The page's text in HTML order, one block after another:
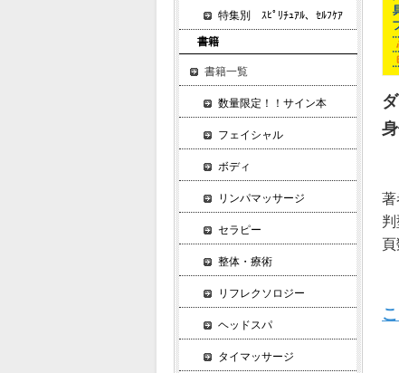
著
判
特集別 ｽﾋﾟﾘﾁｭｱﾙ、ｾﾙﾌｹｱ
書籍
書籍一覧
数量限定！！サイン本
フェイシャル
ボディ
リンパマッサージ
セラピー
整体・療術
リフレクソロジー
ヘッドスパ
タイマッサージ